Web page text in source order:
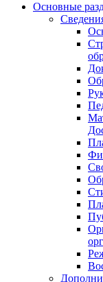
Основные